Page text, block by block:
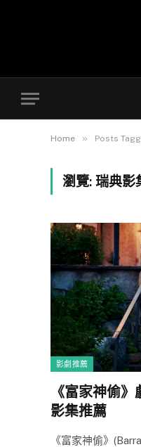
Home » Posts
瀏覽: 瑞典影
影劇推薦
《富家神偷
影集推薦
《富家神偷》